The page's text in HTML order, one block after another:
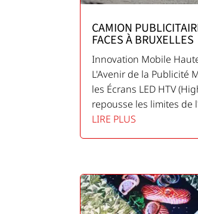
CAMION
FACES À BRUXELLES
Innovation Mobile
L'Avenir de la Publicité
les Écrans LED HTV
repousse les limites de
LIRE PLUS